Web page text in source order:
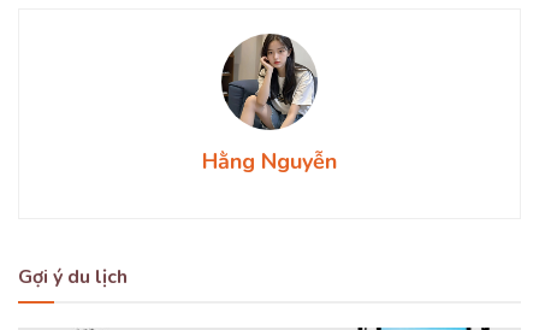
Hằng Nguyễn
Gợi ý du lịch